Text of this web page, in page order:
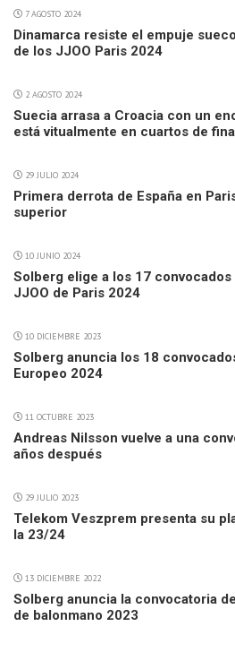
7 AGOSTO 2024
Dinamarca resiste el empuje
de los JJOO Paris 2024
2 AGOSTO 2024
Suecia arrasa a Croacia con un
está vitualmente en cuartos de
29 JULIO 2024
Primera derrota de España en
superior
10 JUNIO 2024
Solberg elige a los 17
JJOO de Paris 2024
10 DICIEMBRE 2023
Solberg anuncia los 18
Europeo 2024
11 OCTUBRE 2023
Andreas Nilsson vuelve a una
años después
29 JULIO 2023
Telekom Veszprem presenta su
la 23/24
13 DICIEMBRE 2022
Solberg anuncia la convocatoria
de balonmano 2023